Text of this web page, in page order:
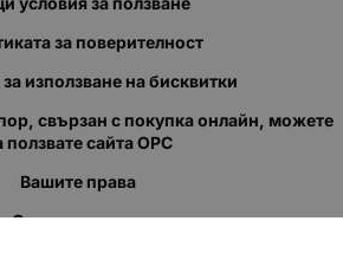
за поверителност
използване на бисквитки
свързан с покупка онлайн, можете
ползвате сайта ОРС
Вашите права
Отказ от сделка